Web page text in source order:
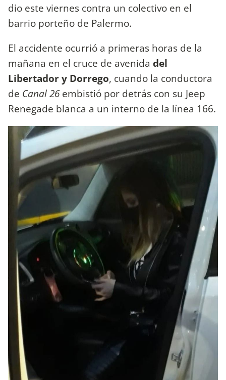
dio este viernes contra un colectivo en el
barrio porteño de Palermo.
El accidente ocurrió a primeras horas de la
mañana en el cruce de avenida del
Libertador y Dorrego, cuando la conductora
de Canal 26embistió por detrás con su Jeep
Renegade blanca a un interno de la línea 166.